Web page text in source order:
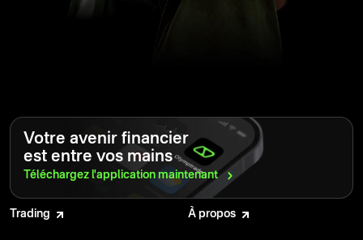
Votre avenir financier
est entre vos mains
Téléchargez l'applicationmaintenant
Trading À propos